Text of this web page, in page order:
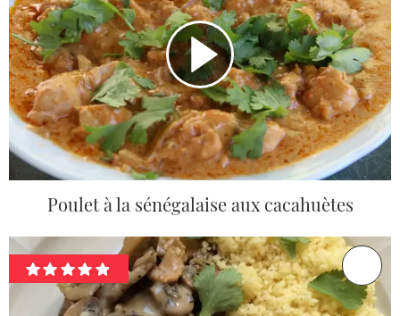
Poulet à la sénégalaise aux cacahuètes